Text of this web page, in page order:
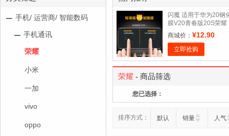
手机/ 运营商/ 智能数码
手机通讯
荣耀
小米
一加
vivo
oppo
闪魔 适用于华为20钢
膜V20青春版20S荣耀
20PRO抗蓝光
商城价： ¥12.90
立即抢购
荣耀 - 商品筛选
您已选择：
排序方式： 默认 销量 人气